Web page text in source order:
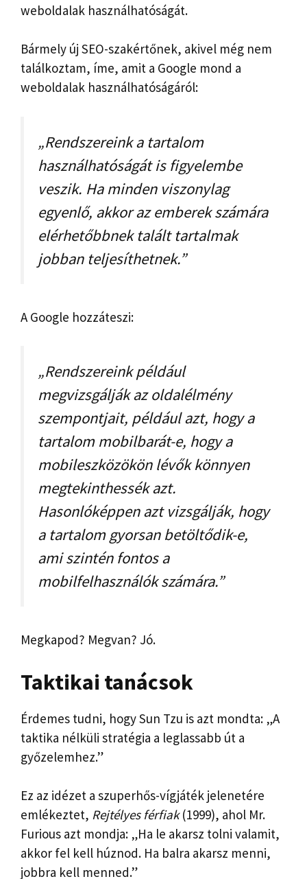
weboldalak használhatóságát.
Bármely új SEO-szakértőnek, akivel még nem
találkoztam, íme, amit a Google mond a
weboldalak használhatóságáról:
„Rendszereink a tartalom
használhatóságát is figyelembe
veszik. Ha minden viszonylag
egyenlő, akkor az emberek számára
elérhetőbbnek talált tartalmak
jobban teljesíthetnek.”
A Google hozzáteszi:
„Rendszereink például
megvizsgálják az oldalélmény
szempontjait, például azt, hogy a
tartalom mobilbarát-e, hogy a
mobileszközökön lévők könnyen
megtekinthessék azt.
Hasonlóképpen azt vizsgálják, hogy
a tartalom gyorsan betöltődik-e,
ami szintén fontos a
mobilfelhasználók számára.”
Megkapod? Megvan? Jó.
Taktikai tanácsok
Érdemes tudni, hogy Sun Tzu is azt mondta: „A
taktika nélküli stratégia a leglassabb út a
győzelemhez.”
Ez az idézet a szuperhős-vígjáték jelenetére
emlékeztet, Rejtélyes férfiak(1999), ahol Mr.
Furious azt mondja: „Ha le akarsz tolni valamit,
akkor fel kell húznod. Ha balra akarsz menni,
jobbra kell menned.”